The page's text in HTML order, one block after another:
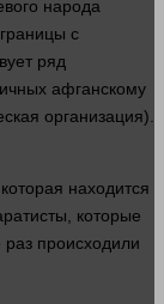
народа
границы с
ряд
афганскому
организация).
находится
которые
происходили